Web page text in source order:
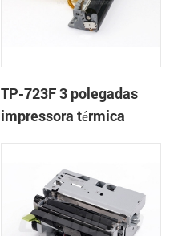
TP-723F 3 polegadas
impressora térmica